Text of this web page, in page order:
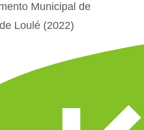
Municipal de
Loulé (2022)